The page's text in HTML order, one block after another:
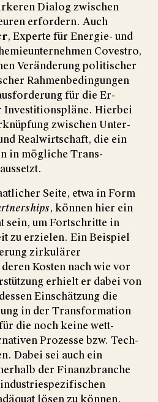
Dialog zwi­schen
er­for­dern. Auch
, Experte für Energie- und
Covestro,
Ver­än­derung poli­tischer
Rahmen­bedin­gungen
für die Er­
Hier­bei
zwischen Unter­
Real­wirtschaft, die ein
in mögliche Trans­
Seite, etwa in Form
, können hier ein
sein, um Fort­schritte in
zu er­zielen. Ein Bei­spiel
zirku­lärer
Kosten nach wie vor
erhielt er dabei von
Ein­schätzung die
in der Trans­for­mation
die noch keine wett­
Prozesse bzw. Tech­
Dabei sei auch ein
der Finanz­branche
lösen zu können.